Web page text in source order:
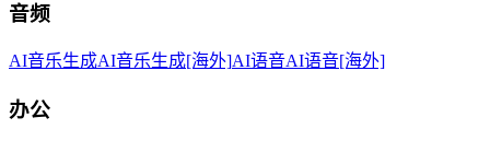
音频
AI音乐生成AI音乐生成[海外]AI语音AI语音[海外]
办公